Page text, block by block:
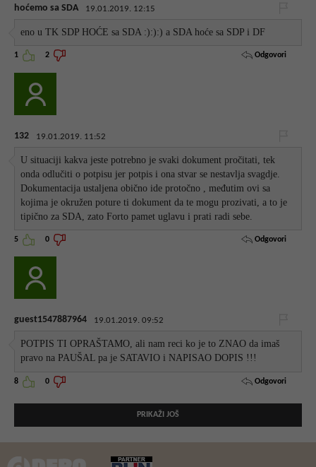
hoćemo sa SDA 19.01.2019. 12:15
eno u TK SDP HOĆE sa SDA :):):) a SDA hoće sa SDP i DF
1 2 Odgovori
132 19.01.2019. 11:52
U situaciji kakva jeste potrebno je svaki dokument pročitati, tek
onda odlučiti o potpisu jer potpis i ona stvar se nestavlja svagdje.
Dokumentacija ustaljena obično ide protočno , međutim ovi sa
kojima je okružen poture ti dokument da te mogu prozivati, a to je
tipično za SDA, zato Forto pamet uglavu i prati radi sebe.
5 0 Odgovori
guest1547887964 19.01.2019. 09:52
POTPIS TI OPRAŠTAMO, ali nam reci ko je to ZNAO da imaš
pravo na PAUŠAL pa je SATAVIO i NAPISAO DOPIS !!!
8 0 Odgovori
PRIKAŽI JOŠ